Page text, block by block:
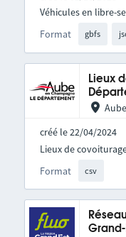
Format gbfs
Véhicules en libre-
Lieux
Aube
créé le 22/04/2024
Format csv
Lieux de
Grand-